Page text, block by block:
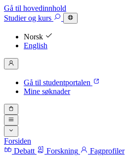
Gå til hovedinnhold
Studierog kurs
Norsk
English
Gå til studentportalen
Mine søknader
Forsiden
Debatt
Forskning
Fagprofiler